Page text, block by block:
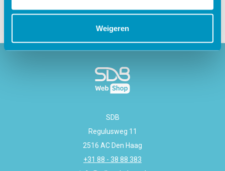
Weigeren
SDB
Regulusweg 11
2516 AC Den Haag
+31 88 - 38 88 383